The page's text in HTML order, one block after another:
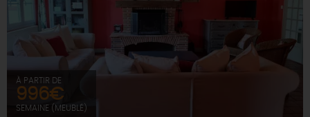
À PARTIR DE
996€
SEMAINE (MEUBLÉ)